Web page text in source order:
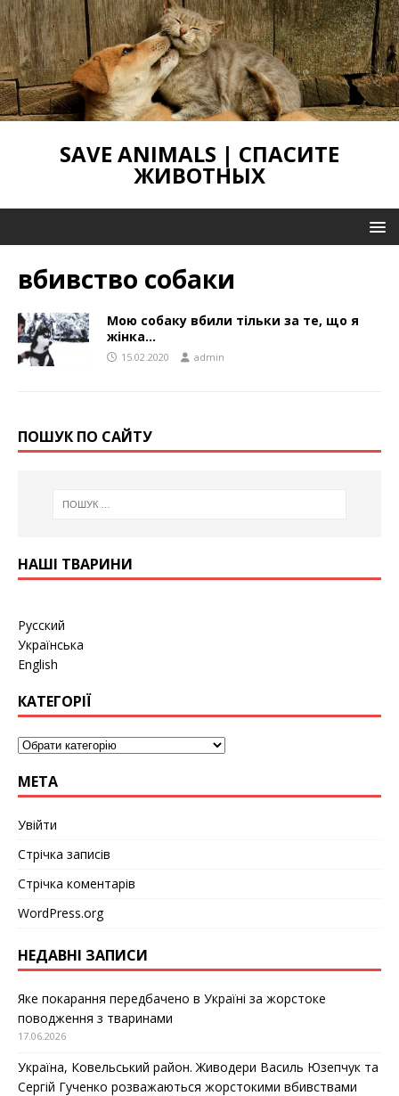
SAVE ANIMALS | СПАСИТЕ
ЖИВОТНЫХ
вбивство собаки
Мою собаку вбили тільки за те, що я
жінка…
15.02.2020 admin
ПОШУК ПО САЙТУ
НАШІ ТВАРИНИ
Русский
Українська
English
КАТЕГОРІЇ
МЕТА
Увійти
Стрічка записів
Стрічка коментарів
WordPress.org
НЕДАВНІ ЗАПИСИ
Яке покарання передбачено в Україні за жорстоке
поводження з тваринами
17.06.2026
Україна, Ковельський район. Живодери Василь Юзепчук та
Сергій Гученко розважаються жорстокими вбивствами